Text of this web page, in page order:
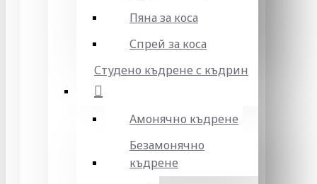
Пяна за коса
Спрей за коса
Студено къдрене с къдрин
Амонячно къдрене
Безамонячно
къдрене